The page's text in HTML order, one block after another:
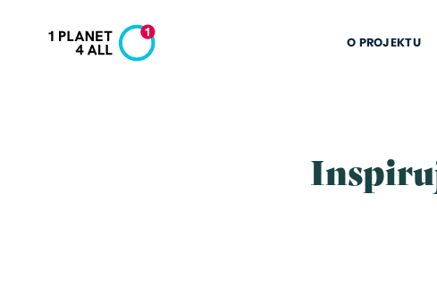
O PROJEKTU